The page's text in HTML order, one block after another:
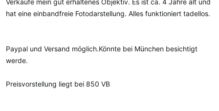
m
hat eine einbandfreie Fotodarstellung. Alles funktioniert tadellos.
Paypal und Versand möglich.Könnte bei München besichtigt
werde.
Preisvorstellung liegt bei 850 VB